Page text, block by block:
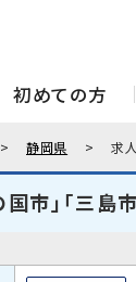
初めての方
静岡県 求
市」「三島